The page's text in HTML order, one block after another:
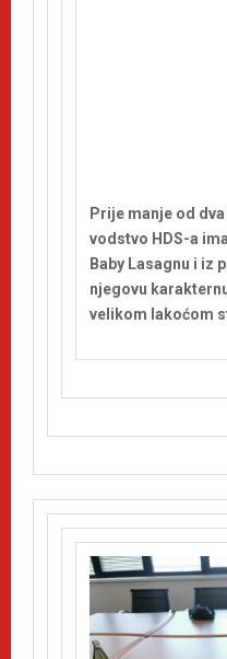
Prije manje od
vodstvo HDS-a
Baby Lasagnu i iz
njegovu
velikom lakoćom